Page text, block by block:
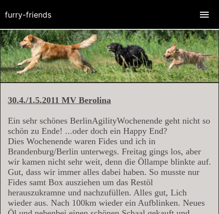
30.4./1.5.2011 MV Berolina
Ein sehr schönes BerlinAgilityWochenende geht nicht so
schön zu Ende! ...oder doch ein Happy End?
Dies Wochenende waren Fides und ich in
Brandenburg/Berlin unterwegs. Freitag gings los, aber
wir kamen nicht sehr weit, denn die Öllampe blinkte auf.
Gut, dass wir immer alles dabei haben. So musste nur
Fides samt Box ausziehen um das Restöl
herauszukramne und nachzufüllen. Alles gut, Lich
wieder aus. Nach 100km wieder ein Aufblinken. Neues
furry-friends